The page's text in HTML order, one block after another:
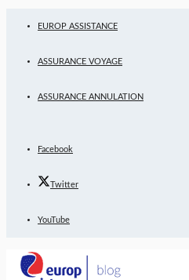
EUROP ASSISTANCE
ASSURANCE VOYAGE
ASSURANCE ANNULATION
Facebook
Twitter
YouTube